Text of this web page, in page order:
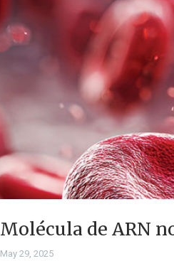
Molécula de ARN
May 29, 2025